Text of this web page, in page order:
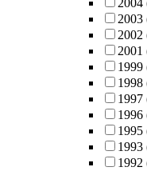
2004
2003
2002
2001
1999
1998
1997
1996
1995
1993
1992